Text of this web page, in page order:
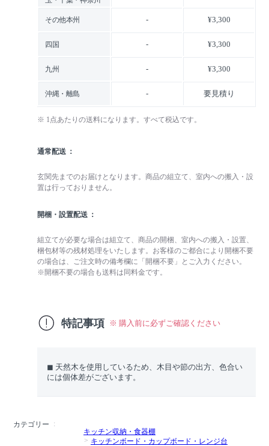
その他本州 - ¥3,300
四国 - ¥3,300
九州 - ¥3,300
沖縄・離島 - 要見積り
※ 1点あたりの送料になります。すべて税込です。
通常配送
玄関先までのお届けとなります。商品の組立て、室内への搬入・設
置は行っておりません。
開梱・設置配送
組立てが必要な場合は組立て、商品の開梱、室内への搬入・設置、
梱包材等の残材処理をいたします。お客様のご都合により開梱不要
の場合は、ご注文時の備考欄に「開梱不要」とご入力ください。
※開梱不要の場合も送料は同料金です。
特記事項 ※ 購入前に必ずご確認ください
◼︎ 天然木を使用しているため、木目や節の出方、色合い
には個体差がございます。
カテゴリー
キッチン収納・食器棚
キッチンボード・カップボード・レンジ台